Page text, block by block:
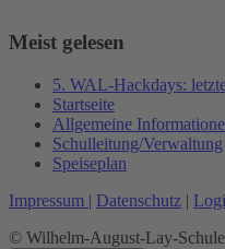
Meist gelesen
5. WAL-Hackdays:
Startseite
Allgemeine
Schulleitung/Verwaltung
Speiseplan
Impressum | Datenschutz |
© Wilhelm-August-Lay-